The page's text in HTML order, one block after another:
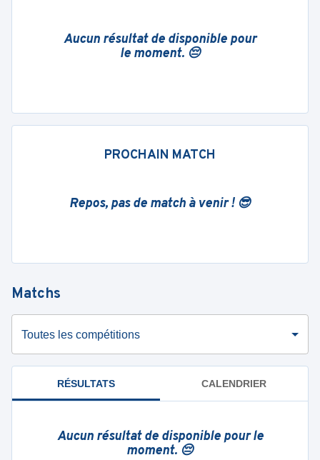
Aucun résultat de disponible pour
le moment. 😔
PROCHAIN MATCH
Repos, pas de match à venir ! 😎
Matchs
Toutes les compétitions
RÉSULTATS CALENDRIER
Aucun résultat de disponible pour le
moment. 😔